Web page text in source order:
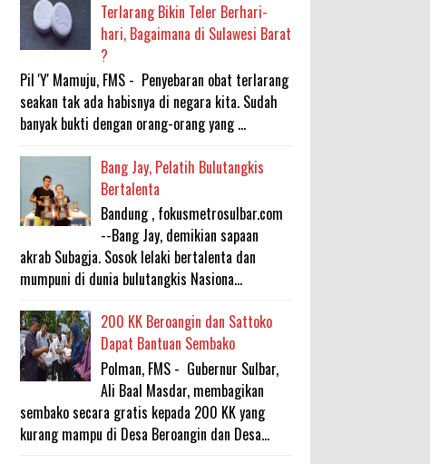
Terlarang Bikin Teler Berhari-
hari, Bagaimana di Sulawesi Barat
?
Pil 'Y' Mamuju, FMS - Penyebaran obat terlarang
seakan tak ada habisnya di negara kita. Sudah
banyak bukti dengan orang-orang yang ...
Bang Jay, Pelatih Bulutangkis
Bertalenta
Bandung , fokusmetrosulbar.com
--Bang Jay, demikian sapaan
akrab Subagja. Sosok lelaki bertalenta dan
mumpuni di dunia bulutangkis Nasiona...
200 KK Beroangin dan Sattoko
Dapat Bantuan Sembako
Polman, FMS - Gubernur Sulbar,
Ali Baal Masdar, membagikan
sembako secara gratis kepada 200 KK yang
kurang mampu di Desa Beroangin dan Desa...